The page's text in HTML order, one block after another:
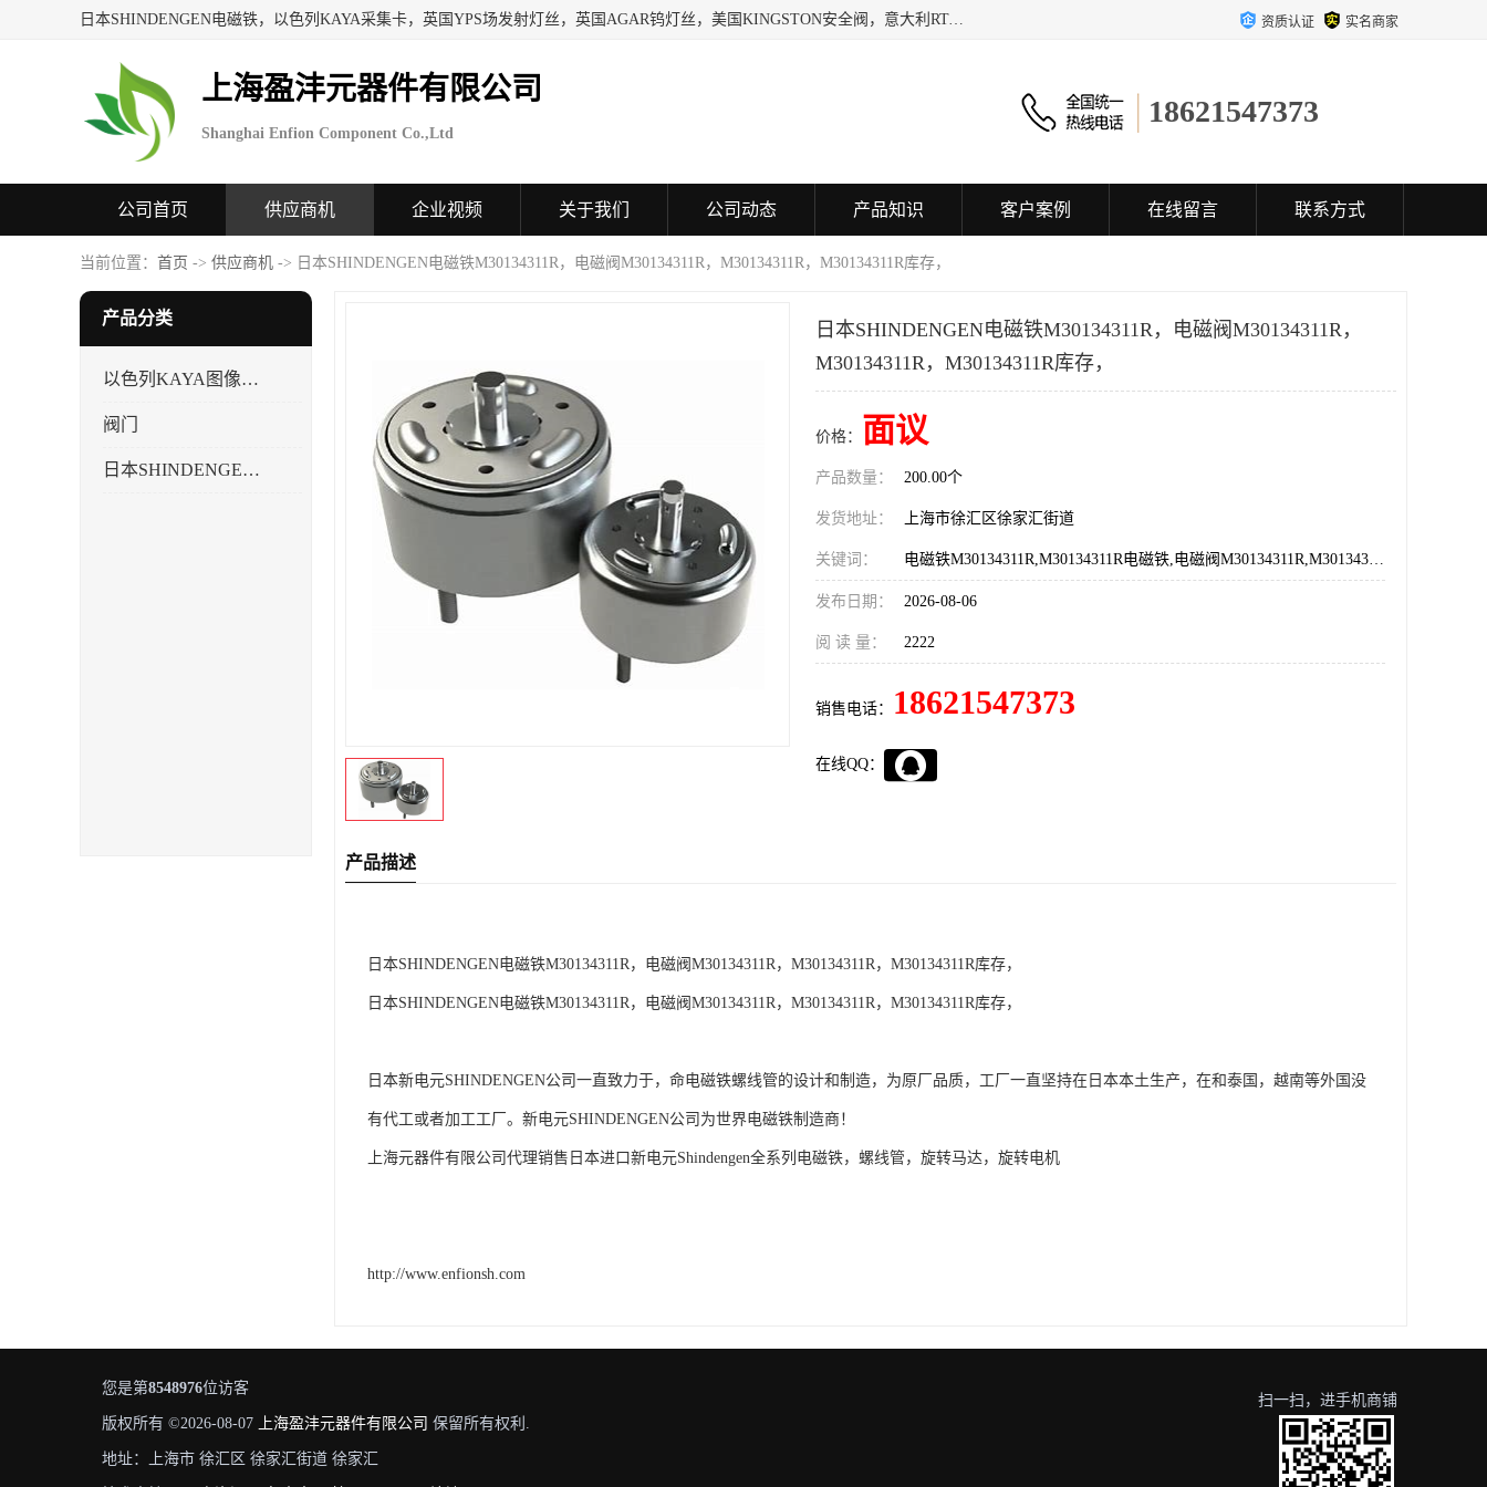
日本SHINDENGEN电磁铁，以色列KAYA采集卡，英国YPS场发射灯丝，英国AGAR钨灯丝，美国KINGSTON安全阀，意大利RTA驱动器，美国MOTT过滤器，美国GENIE过滤器，日本精线NIPPON SEISEN过滤器，法国SAPPEL水表, 德国Thyracont传感器，英国SONTAY压差传感器 美国MPC擦锡布 TB-300-MPC, 德国Matesy磁光分析仪 资质认证 实名商家
上海盈沣元器件有限公司
Shanghai Enfion Component Co.,Ltd
18621547373
公司首页 供应商机 企业视频 关于我们 公司动态 产品知识 客户案例 在线留言 联系方式
当前位置： 首页 -> 供应商机 -> 日本SHINDENGEN电磁铁M30134311R，电磁阀M30134311R，M30134311R，M30134311R库存，
产品分类
以色列KAYA图像采集卡，数据采集卡
阀门
日本SHINDENGEN电磁铁
日本SHINDENGEN电磁铁M30134311R，电磁阀M30134311R，
M30134311R，M30134311R库存，
价格： 面议
产品数量： 200.00个
发货地址： 上海市徐汇区徐家汇街道
关键词： 电磁铁M30134311R,M30134311R电磁铁,电磁阀M30134311R,M30134311R电磁阀,日本SHINDENGEN新电元电磁铁总代理
发布日期： 2026-08-06
阅 读 量： 2222
销售电话： 18621547373
在线QQ：
产品描述
日本SHINDENGEN电磁铁M30134311R，电磁阀M30134311R，M30134311R，M30134311R库存，
日本SHINDENGEN电磁铁M30134311R，电磁阀M30134311R，M30134311R，M30134311R库存，
日本新电元SHINDENGEN公司一直致力于，命电磁铁螺线管的设计和制造，为原厂品质，工厂一直坚持在日本本土生产，在和泰国，越南等外国没
有代工或者加工工厂。新电元SHINDENGEN公司为世界电磁铁制造商！
上海元器件有限公司代理销售日本进口新电元Shindengen全系列电磁铁，螺线管，旋转马达，旋转电机
http://www.enfionsh.com
您是第8548976位访客
版权所有 ©2026-08-07 上海盈沣元器件有限公司 保留所有权利.
地址：上海市 徐汇区 徐家汇街道 徐家汇
扫一扫，进手机商铺